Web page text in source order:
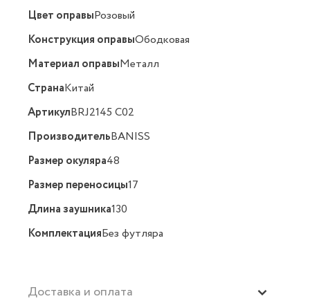
Цвет оправыРозовый
Конструкция оправыОбодковая
Материал оправыМеталл
СтранаКитай
АртикулBRJ2145 C02
ПроизводительBANISS
Размер окуляра48
Размер переносицы17
Длина заушника130
КомплектацияБез футляра
Доставка и оплата